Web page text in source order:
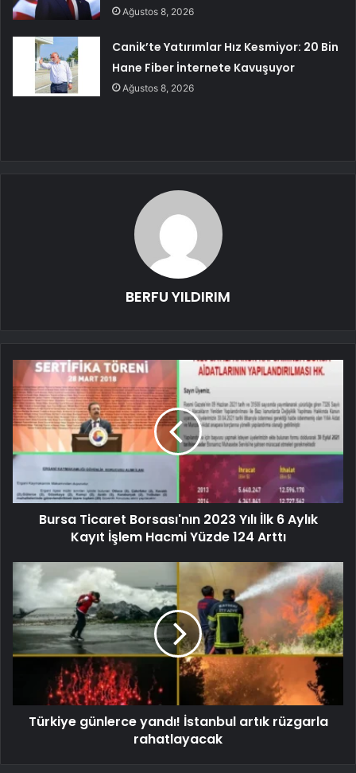
Ağustos 8, 2026
Canik’te Yatırımlar Hız Kesmiyor: 20 Bin
Hane Fiber İnternete Kavuşuyor
Ağustos 8, 2026
BERFU YILDIRIM
Bursa Ticaret Borsası'nın 2023 Yılı İlk 6 Aylık
Kayıt İşlem Hacmi Yüzde 124 Arttı
Türkiye günlerce yandı! İstanbul artık rüzgarla
rahatlayacak